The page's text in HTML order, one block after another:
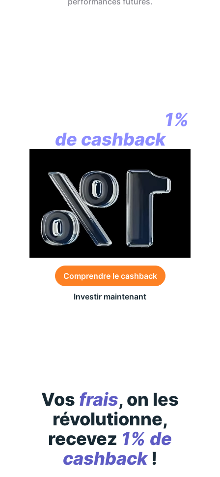
1%
de cashback
Comprendre le cashback
Investir maintenant
Vos frais, on les
révolutionne,
recevez 1% de
cashback!